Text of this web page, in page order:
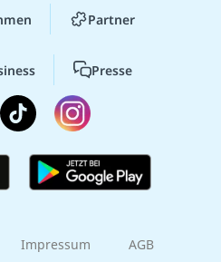
Partner
Presse
Impressum AGB